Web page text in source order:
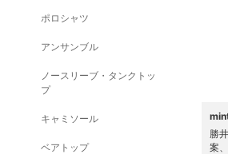
ポロシャツ
アンサンブル
ノースリーブ・タンクトッ
プ
キャミソール
ベアトップ
勝
案